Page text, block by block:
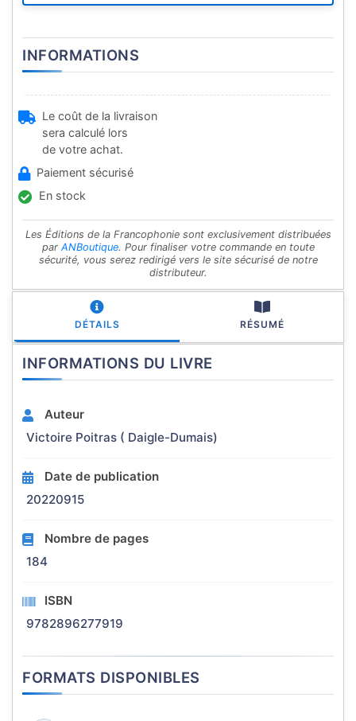
INFORMATIONS
Le coût de la livraison
sera calculé lors
de votre achat.
Paiement sécurisé
En stock
Les Éditions de la Francophonie sont exclusivement distribuées
par ANBoutique. Pour finaliser votre commande en toute
sécurité, vous serez redirigé vers le site sécurisé de notre
distributeur.
DÉTAILS RÉSUMÉ
INFORMATIONS DU LIVRE
Auteur
Victoire Poitras ( Daigle-Dumais)
Date de publication
20220915
Nombre de pages
184
ISBN
9782896277919
FORMATS DISPONIBLES